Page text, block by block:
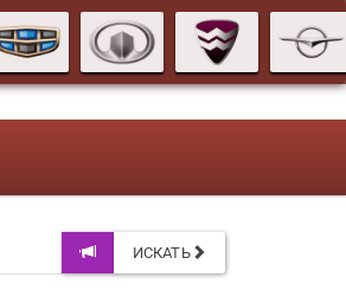
ИСКАТЬ